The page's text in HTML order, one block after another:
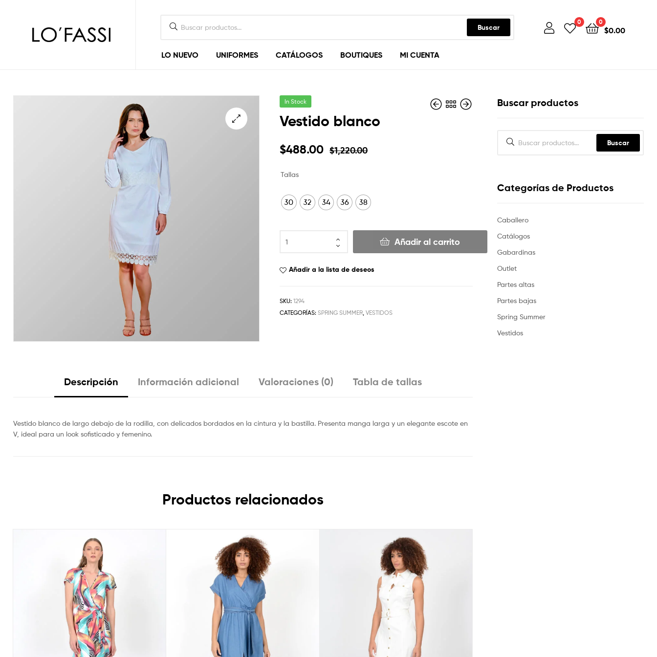
Buscar
0 0
$0.00
LO NUEVO UNIFORMES CATÁLOGOS BOUTIQUES MI CUENTA
In Stock
Vestido blanco
$1,220.00
$488.00
Tallas
30 32 34 36 38
Añadir al carrito
Añadir a la lista de deseos
SKU: 1294
CATEGORÍAS: SPRING SUMMER, VESTIDOS
Descripción Información adicional Valoraciones (0) Tabla de tallas
Vestido blanco de largo debajo de la rodilla, con delicados bordados en la cintura y la bastilla. Presenta manga larga y un elegante escote en
V, ideal para un look sofisticado y femenino.
Productos relacionados
Buscar productos
Buscar
Categorías de Productos
Caballero
Catálogos
Gabardinas
Outlet
Partes altas
Partes bajas
Spring Summer
Vestidos